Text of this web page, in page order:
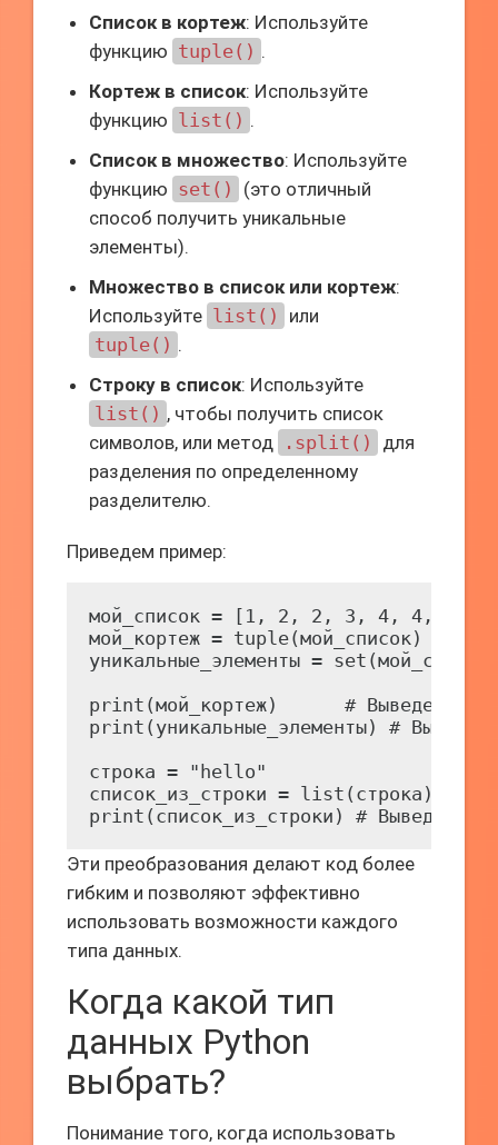
Список в кортеж: Используйте
функцию tuple() .
Кортеж в список: Используйте
функцию list() .
Список в множество: Используйте
функцию set()
(это отличный
способ получить уникальные
элементы).
Множество в список или кортеж:
Используйте list()
или
tuple() .
Строку в список: Используйте
list() , чтобы получить список
символов, или метод
.split()
для
разделения по определенному
разделителю.
Приведем пример:
мой_список = [1, 2, 2, 3, 4, 4, 4]
мой_кортеж = tuple(мой_список)
уникальные_элементы =
print(мой_кортеж)      # Выведет:
print(уникальные_элементы) #
строка = "hello"
список_из_строки = list(строка)
print(список_из_строки) #
Эти преобразования делают код более
гибким и позволяют эффективно
использовать возможности каждого
типа данных.
Когда какой тип
данных Python
выбрать?
Понимание того, когда использовать